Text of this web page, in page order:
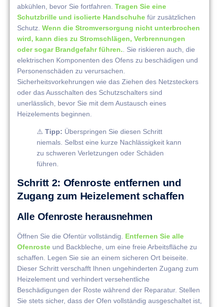
abkühlen, bevor Sie fortfahren. Tragen Sie eine
Schutzbrille und isolierte Handschuhe für zusätzlichen
Schutz. Wenn die Stromversorgung nicht unterbrochen
wird, kann dies zu Stromschlägen, Verbrennungen
oder sogar Brandgefahr führen. . Sie riskieren auch, die
elektrischen Komponenten des Ofens zu beschädigen und
Personenschäden zu verursachen.
Sicherheitsvorkehrungen wie das Ziehen des Netzsteckers
oder das Ausschalten des Schutzschalters sind
unerlässlich, bevor Sie mit dem Austausch eines
Heizelements beginnen.
⚠️ Tipp: Überspringen Sie diesen Schritt
niemals. Selbst eine kurze Nachlässigkeit kann
zu schweren Verletzungen oder Schäden
führen.
Schritt 2: Ofenroste entfernen und
Zugang zum Heizelement schaffen
Alle Ofenroste herausnehmen
Öffnen Sie die Ofentür vollständig. Entfernen Sie alle
Ofenroste und Backbleche, um eine freie Arbeitsfläche zu
schaffen. Legen Sie sie an einem sicheren Ort beiseite.
Dieser Schritt verschafft Ihnen ungehinderten Zugang zum
Heizelement und verhindert versehentliche
Beschädigungen der Roste während der Reparatur. Stellen
Sie stets sicher, dass der Ofen vollständig ausgeschaltet ist,